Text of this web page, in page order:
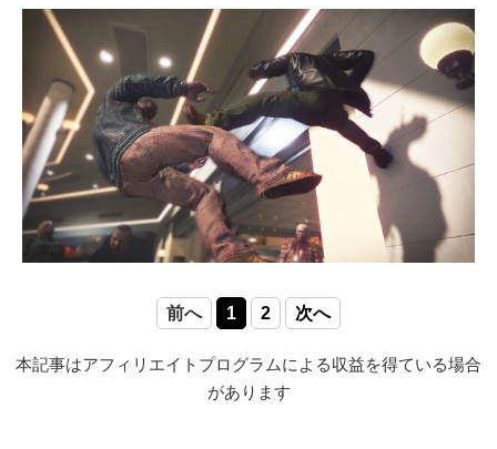
前へ 1 2 次へ
本記事はアフィリエイトプログラムによる収益を得ている場合
があります